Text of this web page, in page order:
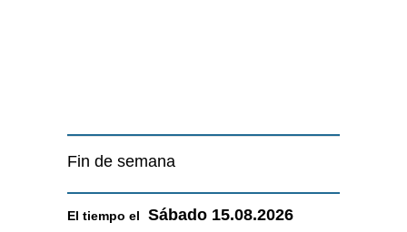
Fin de semana
El tiempo el Sábado 15.08.2026